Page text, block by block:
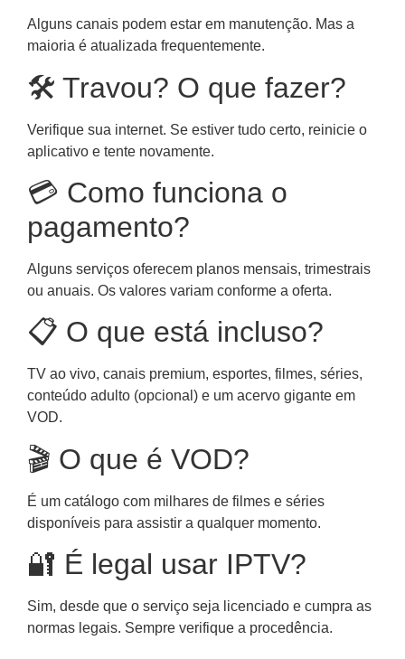
Alguns canais podem estar em manutenção. Mas a
maioria é atualizada frequentemente.
🛠️ Travou? O que fazer?
Verifique sua internet. Se estiver tudo certo, reinicie o
aplicativo e tente novamente.
💳 Como funciona o
pagamento?
Alguns serviços oferecem planos mensais, trimestrais
ou anuais. Os valores variam conforme a oferta.
📋 O que está incluso?
TV ao vivo, canais premium, esportes, filmes, séries,
conteúdo adulto (opcional) e um acervo gigante em
VOD.
🎬 O que é VOD?
É um catálogo com milhares de filmes e séries
disponíveis para assistir a qualquer momento.
🔐 É legal usar IPTV?
Sim, desde que o serviço seja licenciado e cumpra as
normas legais. Sempre verifique a procedência.